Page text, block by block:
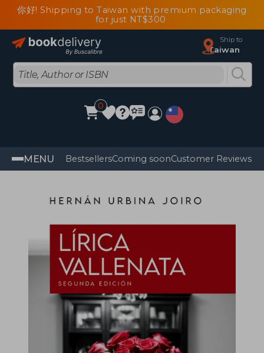
你好! Shipping to Taiwan with premium packaging
for just NT$300
Ship to
Taiwan
0
MENU BestsellersComing soonCustomer Reviews